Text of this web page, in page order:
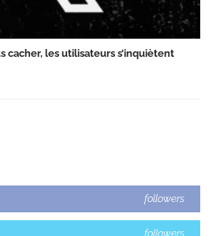
cacher, les utilisateurs s’inquiètent
followers
followers